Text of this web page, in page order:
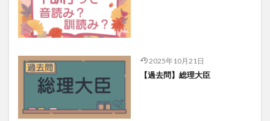
2025年10月21日
【過去問】総理大臣